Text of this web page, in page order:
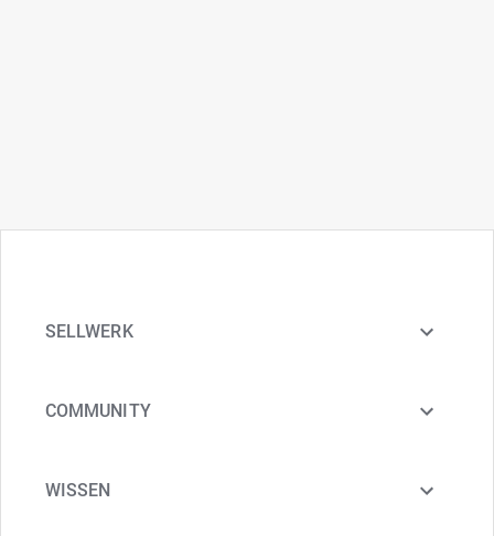
SELLWERK
COMMUNITY
WISSEN